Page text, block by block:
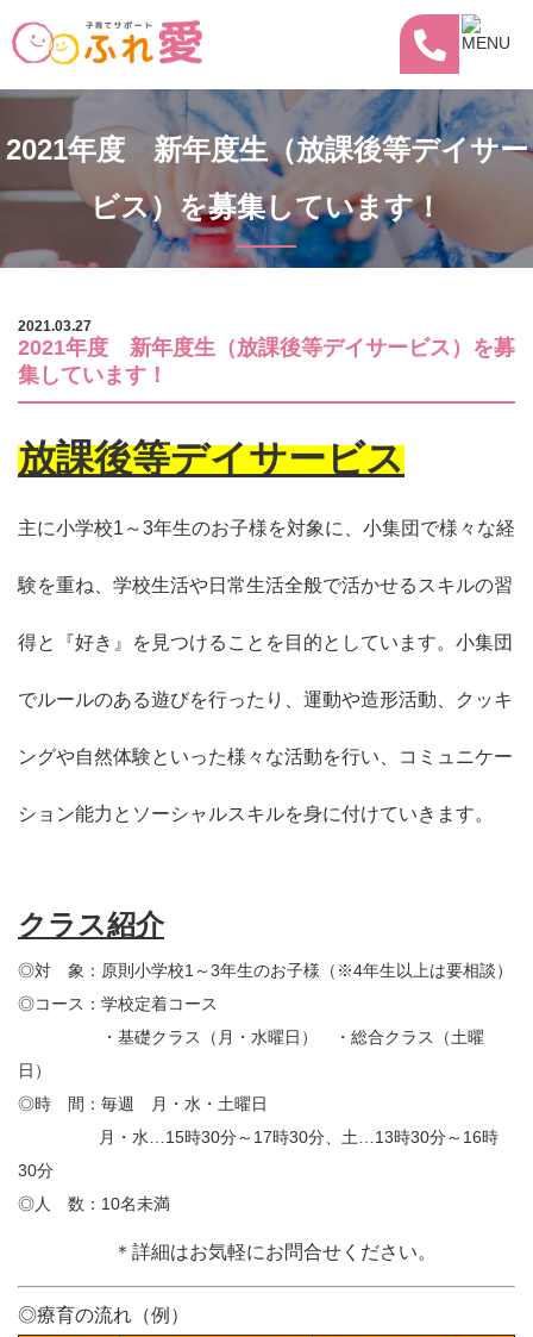
2021年度 新年度生（放課後等デイサー
ビス）を募集しています！
2021.03.27
2021年度 新年度生（放課後等デイサービス）を募
集しています！
放課後等デイサービス
主に小学校1 ～3年生のお子様を対象に、小集団で様々な経
験を重ね、学校生活や日常生活全般で活かせるスキルの習
得と『好き』を見つけることを目的としています。小集団
でルールのある遊びを行ったり、運動や造形活動、クッキ
ングや自然体験といった様々な活動を行い、コミュニケー
ション能力とソーシャルスキルを身に付けていきます。
クラス紹介
◎対 象：原則小学校1～3年生のお子様（※4年生以上は要相談）
◎コース：学校定着コース
・基礎クラス（月・水曜日） ・総合クラス（土曜
日）
◎時 間：毎週 月・水・土曜日
月・水…15時30分～17時30分、土…13時30分～16時
30分
◎人 数：10名未満
＊詳細はお気軽にお問合せください。
◎療育の流れ（例）